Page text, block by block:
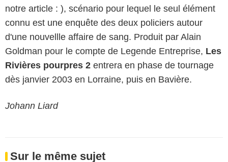
notre article : ), scénario pour lequel le seul élément
connu est une enquête des deux policiers autour
d'une nouvellle affaire de sang. Produit par Alain
Goldman pour le compte de Legende Entreprise, Les
Rivières pourpres 2 entrera en phase de tournage
dès janvier 2003 en Lorraine, puis en Bavière.
Johann Liard
Sur le même sujet